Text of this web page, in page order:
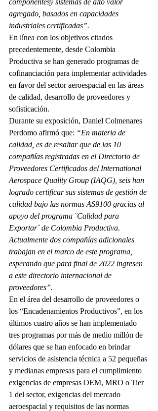
agregado, basados en capacidades
industriales certificadas”.
En línea con los objetivos citados
precedentemente, desde Colombia
Productiva se han generado programas de
cofinanciación para implementar actividades
en favor del sector aeroespacial en las áreas
de calidad, desarrollo de proveedores y
sofisticación.
Durante su exposición, Daniel Colmenares
Perdomo afirmó que: “En materia de
calidad, es de resaltar que de las 10
compañías registradas en el Directorio de
Proveedores Certificados del International
Aerospace Quality Group (IAQG), seis han
logrado certificar sus sistemas de gestión de
calidad bajo las normas AS9100 gracias al
apoyo del programa ¨Calidad para
Exportar¨ de Colombia Productiva.
Actualmente dos compañías adicionales
trabajan en el marco de este programa,
esperando que para final de 2022 ingresen
a este directorio internacional de
proveedores”.
En el área del desarrollo de proveedores o
los “Encadenamientos Productivos”, en los
últimos cuatro años se han implementado
tres programas por más de medio millón de
dólares que se han enfocado en brindar
servicios de asistencia técnica a 52 pequeñas
y medianas empresas para el cumplimiento
exigencias de empresas OEM, MRO o Tier
1 del sector, exigencias del mercado
aeroespacial y requisitos de las normas